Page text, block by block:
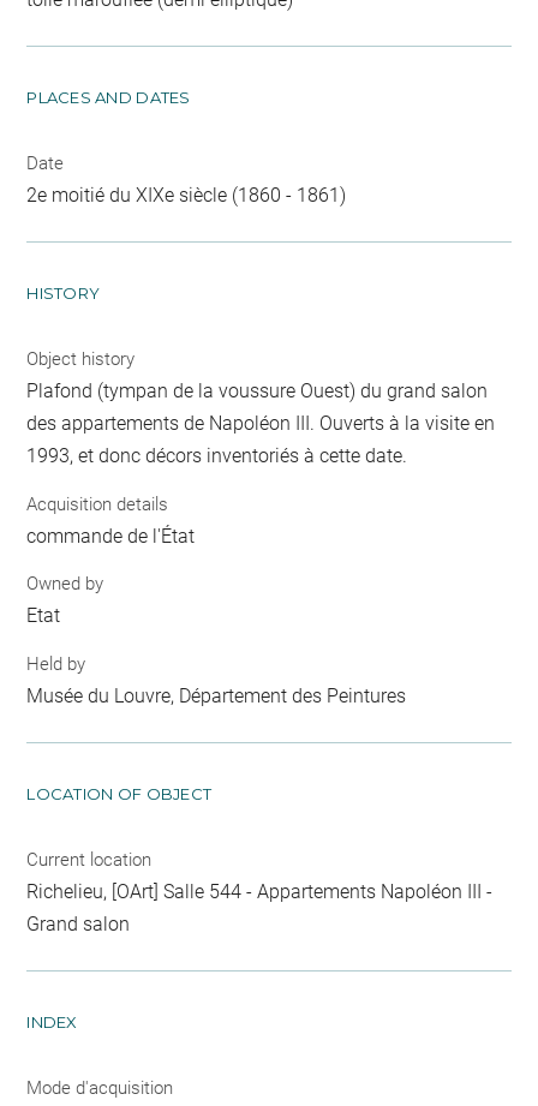
PLACES AND DATES
Date
2e moitié du XIXe siècle (1860 - 1861)
HISTORY
Object history
Plafond (tympan de la voussure Ouest) du grand salon
des appartements de Napoléon III. Ouverts à la visite en
1993, et donc décors inventoriés à cette date.
Acquisition details
commande de l'État
Owned by
Etat
Held by
Musée du Louvre, Département des Peintures
LOCATION OF OBJECT
Current location
Richelieu, [OArt] Salle 544 - Appartements Napoléon III -
Grand salon
INDEX
Mode d'acquisition